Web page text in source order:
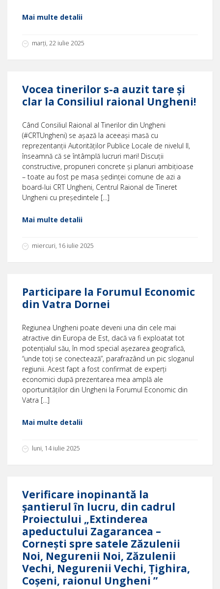
Mai multe detalii
marți, 22 iulie 2025
Vocea tinerilor s-a auzit tare și
clar la Consiliul raional Ungheni!
Când Consiliul Raional al Tinerilor din Ungheni
(#CRTUngheni) se așază la aceeași masă cu
reprezentanții Autorităților Publice Locale de nivelul II,
înseamnă că se întâmplă lucruri mari! Discuții
constructive, propuneri concrete și planuri ambițioase
– toate au fost pe masa ședinței comune de azi a
board-lui CRT Ungheni, Centrul Raional de Tineret
Ungheni cu președintele […]
Mai multe detalii
miercuri, 16 iulie 2025
Participare la Forumul Economic
din Vatra Dornei
Regiunea Ungheni poate deveni una din cele mai
atractive din Europa de Est, dacă va fi exploatat tot
potențialul său, în mod special așezarea geografică,
“unde toți se conectează”, parafrazând un pic sloganul
regiunii. Acest fapt a fost confirmat de experți
economici după prezentarea mea amplă ale
oportunităților din Ungheni la Forumul Economic din
Vatra […]
Mai multe detalii
luni, 14 iulie 2025
Verificare inopinantă la
șantierul în lucru, din cadrul
Proiectului „Extinderea
apeductului Zagarancea –
Cornești spre satele Zăzulenii
Noi, Negurenii Noi, Zăzulenii
Vechi, Negurenii Vechi, Țighira,
Coșeni, raionul Ungheni ”